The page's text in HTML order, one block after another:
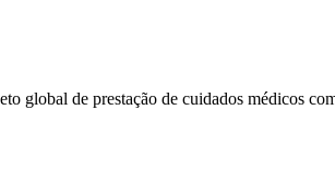
global de prestação de cuidados médicos